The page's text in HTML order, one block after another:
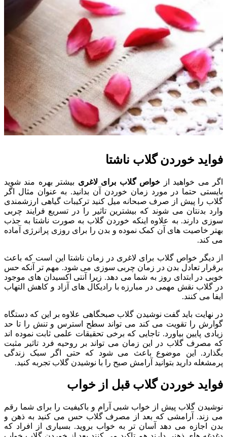
فواید خوردن گلاب ناشتا
اگر می خواهید از خواص گلاب برای لاغری بیشتر بهره مند شوید
بایستی حتما در مورد زمان خوردن آن بدانید. به عنوان مثال اگر
گلاب را پیش از صرف صبحانه میل کنید ترکیبات گیاهی ارزشمندی
وارد بدنتان می شوند که بیشترین تاثیر را در تسریع فرایند چربی
سوزی دارند. به علاوه اینکه خوردن گلاب به صورت ناشتا به جذب
بهتر خاصیت های آن کمک نموده و بدن را برای روزی پرانرژی آماده
می کند.
از دیگر خواص گلاب برای لاغری در زمان ناشتا این است که باعث
برقرار تعادل بدن در زمان چربی سوزی می شود. مهم تر آنکه حس
خوبی در ابتدای روز به شما می دهد. زیرا آنتی اکسیدان های موجود
در گلاب نقش مهمی در مبارزه با رادیکال های آزاد و کاهش التهاب
ایفا می کنند.
در نهایت باید گفت نوشیدن گلاب صبحگاهی علاوه بر این که دستگاه
گوارش را تقویت می کند می تواند سطح استرس و تنش را تا حد
زیادی پایین بیاورد. تاجایی که برخی تحقیقات علمی ثابت نموده اند
که مصرف گلاب در این زمان می تواند بر روحیه فرد تاثیر مثبت
بگذارد. این موضوع باعث می شود که حتی اگر سبک زندگی
پرمشغله دارید بتوانید آرامش صبح را با نوشیدن گلاب تجربه کنید.
فواید خوردن گلاب قبل از خواب
نوشیدن گلاب پیش از خواب شبی آرام و باکیفیت را برای شما رقم
می زند. آرامشی که بعد از مصرف گلاب حس می کنید به ذهن و
بدن اجازه می دهد آسان تر به خواب بروید. بسیاری از افراد که